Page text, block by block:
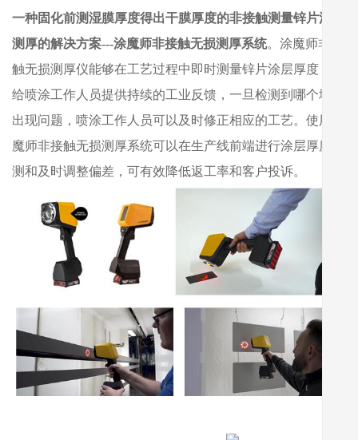
一种固化前测湿膜厚度得出干膜厚度的非接触测量锌片涂层
测厚的解决方案---涂魔师非接触无损测厚系统。涂魔师非接
触无损测厚仪能够在工艺过程中即时测量锌片涂层厚度，并
给喷涂工作人员提供持续的工业反馈，一旦检测到哪个地方
出现问题，喷涂工作人员可以及时修正相应的工艺。使用涂
魔师非接触无损测厚系统可以在生产线前端进行涂层厚度检
测和及时调整偏差，可有效降低返工率和客户投诉。